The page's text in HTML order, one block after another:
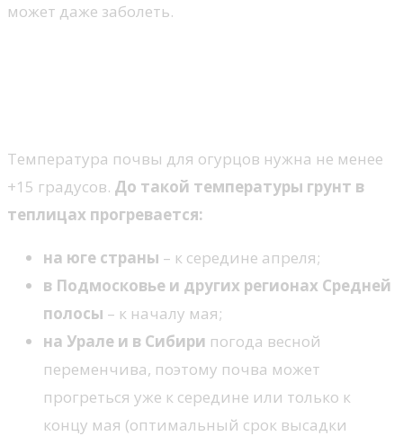
может даже заболеть.
Температура почвы для огурцов нужна не менее
+15 градусов. До такой температуры грунт в
теплицах прогревается:
на юге страны – к середине апреля;
в Подмосковье и других регионах Средней
полосы – к началу мая;
на Урале и в Сибири погода весной
переменчива, поэтому почва может
прогреться уже к середине или только к
концу мая (оптимальный срок высадки